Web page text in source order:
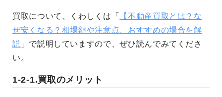
買取について、くわしくは「
【不動産買取とは？な
ぜ安くなる？相場額や注意点、おすすめの場合を解
説 」で説明していますので、ぜひ読んでみてくださ
い。
1-2-1.買取のメリット